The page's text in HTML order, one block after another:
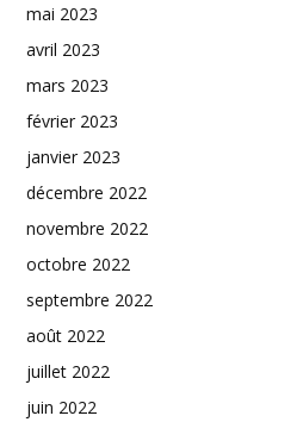
mai 2023
avril 2023
mars 2023
février 2023
janvier 2023
décembre 2022
novembre 2022
octobre 2022
septembre 2022
août 2022
juillet 2022
juin 2022